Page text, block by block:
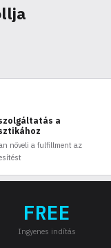
a
növeli a fulfillment az
FREE
Ingyenes indítás